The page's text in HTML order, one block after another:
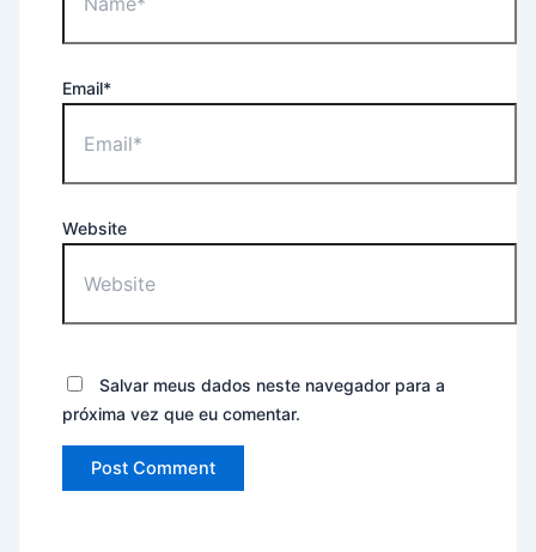
Email*
Website
Salvar meus dados neste navegador para a
próxima vez que eu comentar.